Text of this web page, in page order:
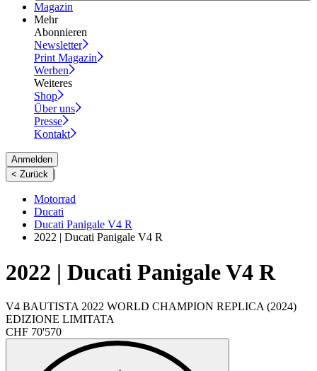
Magazin
Mehr
Abonnieren
Newsletter
Print Magazin
Werben
Weiteres
Shop
Über uns
Presse
Kontakt
Anmelden
< Zurück |
Motorrad
Ducati
Ducati Panigale V4 R
2022 | Ducati Panigale V4 R
2022 | Ducati Panigale V4 R
V4 BAUTISTA 2022 WORLD CHAMPION REPLICA (2024)
EDIZIONE LIMITATA
CHF 70'570